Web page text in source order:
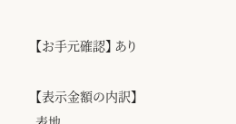
【お手元確認】 あり
【表示金額の内訳】